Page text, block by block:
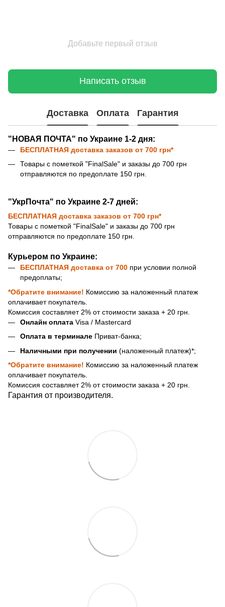
Добавьте первый отзыв
Написать отзыв
Доставка Оплата Гарантия
"НОВАЯ ПОЧТА" по Украине 1-2 дня:
БЕСПЛАТНАЯ доставка заказов от 700 грн*
Товары с пометкой "FinalSale" и заказы до 700 грн
отправляются по предоплате 150 грн.
"УкрПочта" по Украине 2-7 дней:
БЕСПЛАТНАЯ доставка заказов от 700 грн*
Товары с пометкой "FinalSale" и заказы до 700 грн
отправляются по предоплате 150 грн.
Курьером по Украине:
БЕСПЛАТНАЯ доставка от 700 при условии полной
предоплаты;
*Обратите внимание! Комиссию за наложенный платеж
оплачивает покупатель.
Комиссия составляет 2% от стоимости заказа + 20 грн.
Онлайн оплата Visa / Mastercard
Оплата в терминале Приват-банка;
Наличными при получении (наложенный платеж)*;
*Обратите внимание! Комиссию за наложенный платеж
оплачивает покупатель.
Комиссия составляет 2% от стоимости заказа + 20 грн.
Гарантия от производителя.